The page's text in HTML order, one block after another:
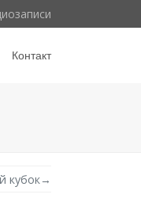
Контакт
кубок→